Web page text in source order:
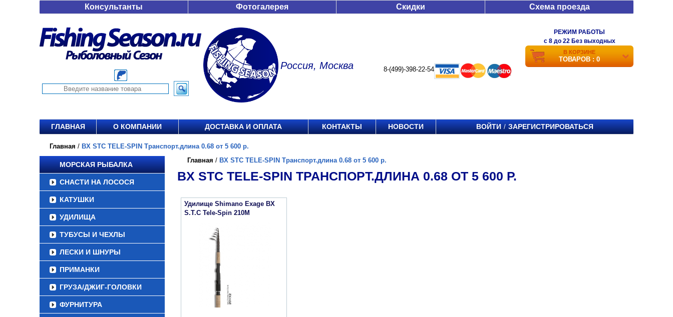
Консультанты Фотогалерея Скидки Схема проезда
Россия, Москва 8-(499)-398-22-54
РЕЖИМ РАБОТЫ
c 8 до 22 Без выходных
В КОРЗИНЕ
ТОВАРОВ : 0
ГЛАВНАЯ О КОМПАНИИ ДОСТАВКА И ОПЛАТА КОНТАКТЫ НОВОСТИ ВОЙТИ / ЗАРЕГИСТРИРОВАТЬСЯ
Главная / BX STC TELE-SPIN Транспорт.длина 0.68 от 5 600 р.
МОРСКАЯ РЫБАЛКА
СНАСТИ НА ЛОСОСЯ
КАТУШКИ
УДИЛИЩА
ТУБУСЫ И ЧЕХЛЫ
ЛЕСКИ И ШНУРЫ
ПРИМАНКИ
ГРУЗА/ДЖИГ-ГОЛОВКИ
ФУРНИТУРА
Главная / BX STC TELE-SPIN Транспорт.длина 0.68 от 5 600 р.
BX STC TELE-SPIN ТРАНСПОРТ.ДЛИНА 0.68 ОТ 5 600 Р.
Удилище Shimano Exage BX
S.T.C Tele-Spin 210M